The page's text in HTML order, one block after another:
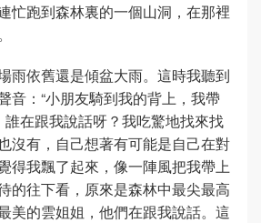
忙跑到森林裏的一個山洞，在那裡
雨依舊還是傾盆大雨。這時我聽到
音：“小朋友騎到我的背上，我帶
誰在跟我說話呀？我吃驚地找來找
沒有，自己想著有可能是自己在對
得我飄了起來，像一陣風把我帶上
的往下看，原來是森林中最尖最高
美的雲姐姐，他們在跟我說話。這